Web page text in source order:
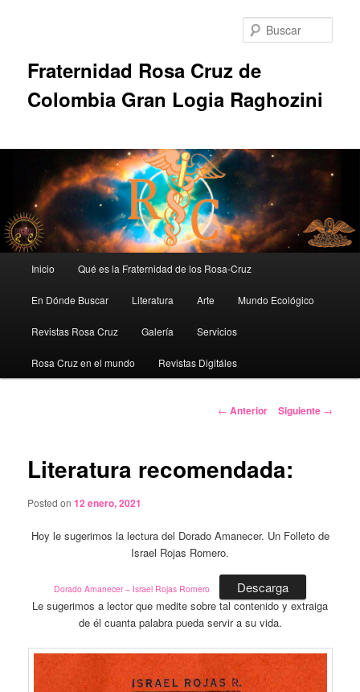
Fraternidad Rosa Cruz de
Colombia Gran Logia Raghozini
principal
Inicio Qué es la Fraternidad de los Rosa-Cruz
En Dónde Buscar Literatura Arte Mundo Ecológico
Revistas Rosa Cruz Galería Servicios
Rosa Cruz en el mundo Revistas Digitáles
Navegación
← Anterior Siguiente →
Literatura recomendada:
Posted on12 enero, 2021
Hoy le sugerimos la lectura del Dorado Amanecer. Un Folleto de
Israel Rojas Romero.
Dorado Amanecer – Israel Rojas Romero Descarga
Le sugerimos a lector que medite sobre tal contenido y extraiga
de él cuanta palabra pueda servir a su vida.